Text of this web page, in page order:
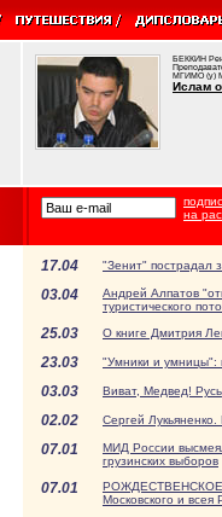
БЕККИН
МГИМО (у)
Ислам
на
17.04 "Зенит" пострадал
03.04
Андрей Алпатов
туристического
25.03 О книге Дмитрия
23.03 "Умники и умницы":
03.03 Виват, Медвед!
02.02 Сергей
07.01
МИД России
грузинских выборов
07.01
РОЖДЕСТВЕНСКОЕ
Московского и всея